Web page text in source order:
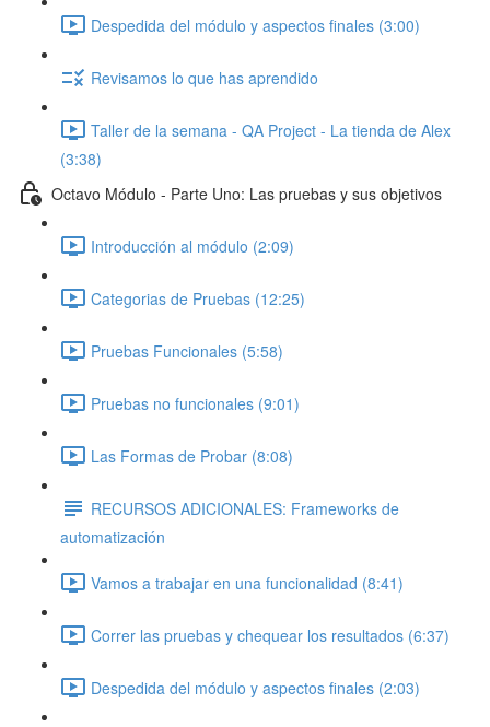
Despedida del módulo y aspectos finales (3:00)
Revisamos lo que has aprendido
Taller de la semana - QA Project - La tienda de Alex
(3:38)
Octavo Módulo - Parte Uno: Las pruebas y sus objetivos
Introducción al módulo (2:09)
Categorias de Pruebas (12:25)
Pruebas Funcionales (5:58)
Pruebas no funcionales (9:01)
Las Formas de Probar (8:08)
RECURSOS ADICIONALES: Frameworks de
automatización
Vamos a trabajar en una funcionalidad (8:41)
Correr las pruebas y chequear los resultados (6:37)
Despedida del módulo y aspectos finales (2:03)